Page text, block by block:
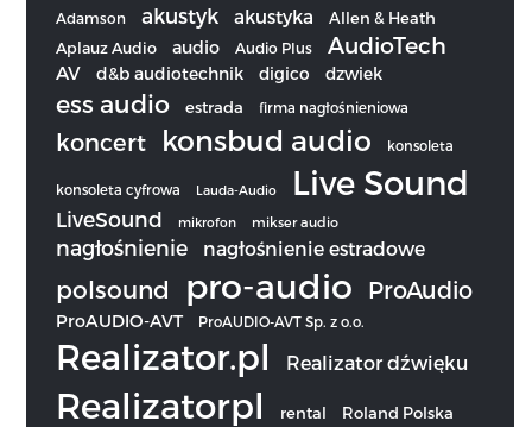
Adamson akustyk akustyka Allen & Heath
Aplauz Audio audio Audio Plus AudioTech
AV d&b audiotechnik digico dzwiek
ess audio estrada firma nagłośnieniowa
koncert konsbud audio konsoleta
konsoleta cyfrowa Lauda-Audio Live Sound
LiveSound mikrofon mikser audio
nagłośnienie nagłośnienie estradowe
polsound pro-audio ProAudio
ProAUDIO-AVT ProAUDIO-AVT Sp. z o.o.
Realizator.pl Realizator dźwięku
Realizatorpl rental Roland Polska